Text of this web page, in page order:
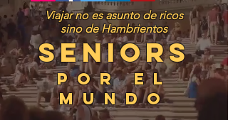
Viajar no es asunto de ricos
sino de Hambrientos
SENIORS
POR EL
MUNDO